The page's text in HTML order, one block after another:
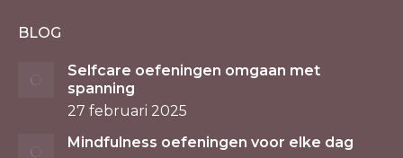
BLOG
Selfcare oefeningen omgaan met
spanning
27 februari 2025
Mindfulness oefeningen voor elke dag